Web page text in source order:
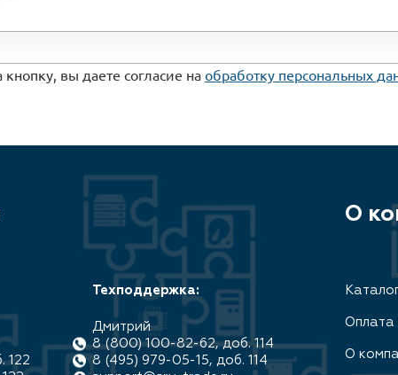
вы даете согласие наобработку персональных
122
Техподдержка:
Дмитрий
8 (800) 100-82-62, доб. 114
8 (495) 979-05-15, доб. 114
О
Оплата
О